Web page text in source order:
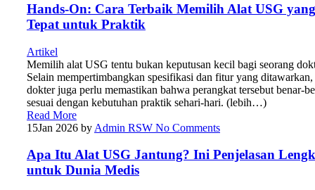
Hands-On: Cara Terbaik Memilih Alat USG yang
Tepat untuk Praktik
Artikel
Memilih alat USG tentu bukan keputusan kecil bagi seorang
Selain mempertimbangkan spesifikasi dan fitur yang ditawarkan,
dokter juga perlu memastikan bahwa perangkat tersebut benar-
sesuai dengan kebutuhan praktik sehari-hari. (lebih…)
Read More
15Jan 2026 by Admin RSW No Comments
Apa Itu Alat USG Jantung? Ini Penjelasan
untuk Dunia Medis